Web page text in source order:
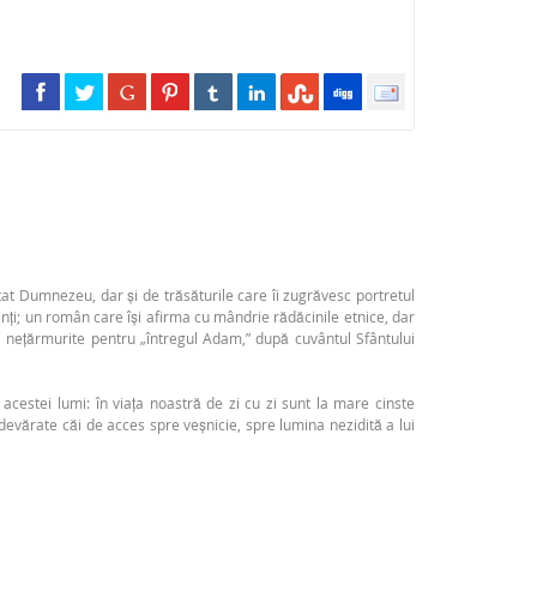
Dumnezeu, dar și de trăsăturile care îi zugrăvesc portretul
un român care își afirma cu mândrie rădăcinile etnice, dar
pentru „întregul Adam,” după cuvântul Sfântului
lumi: în viața noastră de zi cu zi sunt la mare cinste
căi de acces spre veșnicie, spre lumina nezidită a lui